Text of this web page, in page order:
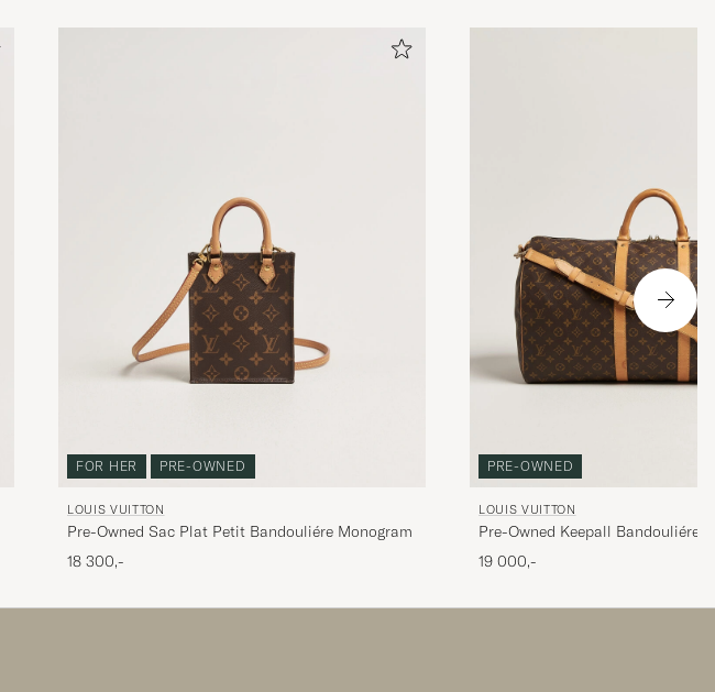
FOR HER PRE-OWNED
LOUIS VUITTON
Pre-Owned Sac Plat Petit Bandouliére Monogram
18 300,-
PRE-OWNED
LOUIS VUITTON
Pre-Owned Keepall Bandouliére
19 000,-